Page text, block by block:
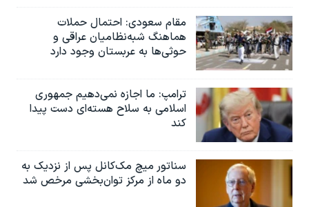
مقام سعودی: احتمال حملات
هماهنگ شبه‌نظامیان عراقی و
حوثی‌ها به عربستان وجود دارد
ترامپ: ما اجازه نمی‌دهیم جمهوری
اسلامی به سلاح هسته‌ای دست پیدا
کند
سناتور میچ مک‌کانل پس از نزدیک به
دو ماه از مرکز توان‌بخشی مرخص شد